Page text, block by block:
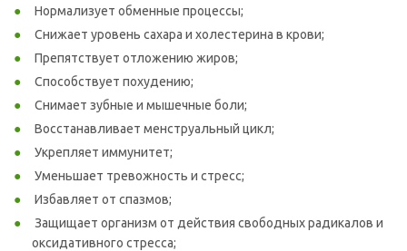
Нормализует обменные процессы;
Снижает уровень сахара и холестерина в крови;
Препятствует отложению жиров;
Способствует похудению;
Снимает зубные и мышечные боли;
Восстанавливает менструальный цикл;
Укрепляет иммунитет;
Уменьшает тревожность и стресс;
Избавляет от спазмов;
Защищает организм от действия свободных радикалов и
оксидативного стресса;